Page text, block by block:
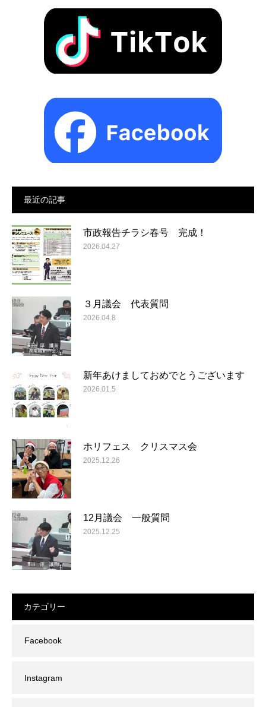
最近の記事
市政報告チラシ春号 完成！
2026.04.27
３月議会 代表質問
2026.04.8
新年あけましておめでとうございます
2026.01.5
ホリフェス クリスマス会
2025.12.26
12月議会 一般質問
2025.12.25
カテゴリー
Facebook
Instagram